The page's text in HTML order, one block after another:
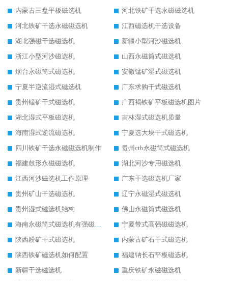
内蒙古三盘平板磁选机
河北铁矿干选永磁磁选机
河北铁矿干选永磁磁选机
江西磁选机干选设备
湖北强磁干选磁选机
新疆小型河沙磁选机
浙江小型河沙磁选机
山西永磁筒式磁选机
烟台永磁筒式磁选机
安徽锰矿湿式磁选机
宁夏半逆流湿式磁选机
广东求购干式磁选机
贵州锰矿干式磁选机
广西褐铁矿平板磁选机图片
湖北湿式平板磁选机
吉林湿式磁选机质量
海南湿式逆流磁选机
宁夏选大块干式磁选机
四川铁矿干选永磁磁选机制作
贵州ctb永磁筒式磁选机
福建鼓形永磁磁选机
湖北河沙专用磁选机
江西河沙磁选机工作原理
广东干选磁选机厂家
贵州矿山干选磁选机
辽宁永磁湿式磁选机
贵州湿式磁选机结构
佛山永磁筒式磁选机
海南永磁筒式磁选机有强磁的吗
宁夏带式高强磁磁选机
陕西粉矿干式磁选机
内蒙古矿石干式磁选机
陕西铁矿磁选机如何配置
福建钠长石平板磁选机
新疆干选磁选机
重庆铁矿永磁磁选机